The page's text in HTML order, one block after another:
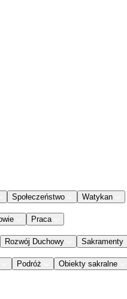
Społeczeństwo Watykan
Praca
Rozwój Duchowy Sakramenty
Podróż Obiekty sakralne